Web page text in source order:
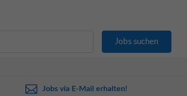
Jobs via E-Mail erhalten!